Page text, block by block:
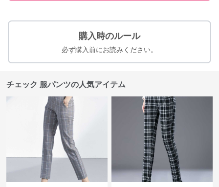
購入時のルール
必ず購入前にお読みください。
チェック 服パンツの人気アイテム